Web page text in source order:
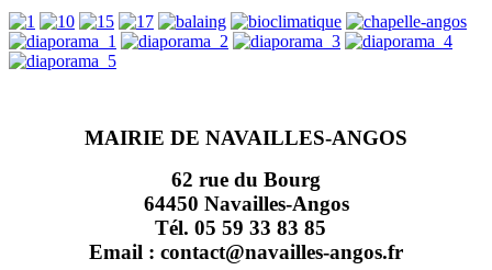
MAIRIE DE NAVAILLES-ANGOS
62 rue du Bourg
64450 Navailles-Angos
Tél. 05 59 33 83 85
Email : contact@navailles-angos.fr